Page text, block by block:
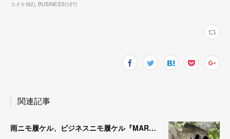
コイケ(92) BUSINESS(127)
関連記事
雨ニモ履ケル、ビジネスニモ履ケル『MARARAIN BLK』